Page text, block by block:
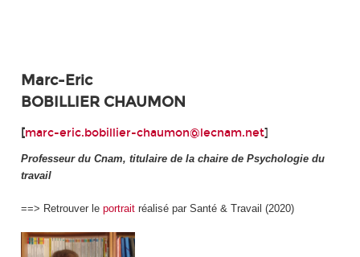
Marc-Eric
BOBILLIER CHAUMON
[marc-eric.bobillier-chaumon@lecnam.net]
Professeur du Cnam, titulaire de la chaire de Psychologie du
travail
==> Retrouver le portrait réalisé par Santé & Travail (2020)